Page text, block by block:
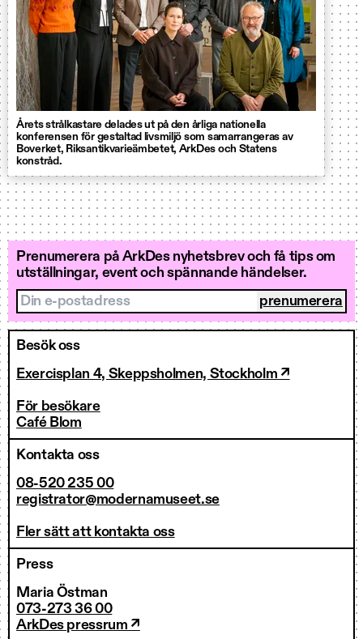
Årets strålkastare delades ut på den årliga nationella
konferensen för gestaltad livsmiljö som samarrangeras av
Boverket, Riksantikvarieämbetet, ArkDes och Statens
konstråd.
Prenumerera på ArkDes nyhetsbrev och få tips om
utställningar, event och spännande händelser.
Din e-postadress
Besök oss
Exercisplan 4, Skeppsholmen, Stockholm ↗
För besökare
Café Blom
Kontakta oss
08-520 235 00
registrator@modernamuseet.se
Fler sätt att kontakta oss
Press
Maria Östman
073-273 36 00
ArkDes pressrum ↗